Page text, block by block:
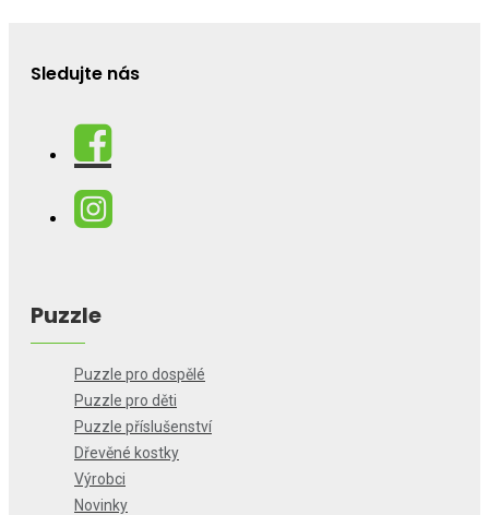
Sledujte nás
Puzzle
Puzzle pro dospělé
Puzzle pro děti
Puzzle příslušenství
Dřevěné kostky
Výrobci
Novinky